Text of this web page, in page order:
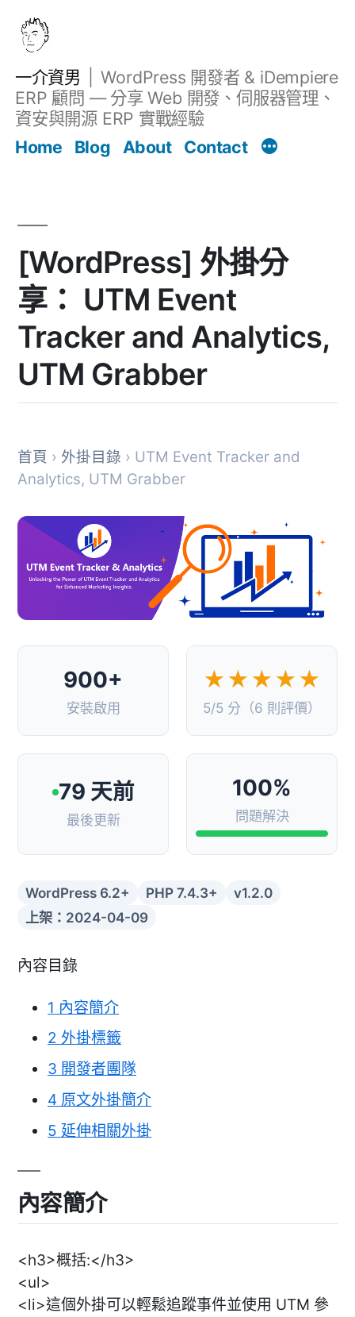
一介資男
WordPress 開發者 & iDempiere
ERP 顧問 — 分享 Web 開發、伺服器管理、
資安與開源 ERP 實戰經驗
Home
Blog About Contact
[WordPress] 外掛分
享： UTM Event
Tracker and Analytics,
UTM Grabber
首頁 › 外掛目錄 › UTM Event Tracker and
Analytics, UTM Grabber
900+
安裝啟用
★★★★★
5/5 分（6 則評價）
79 天前
最後更新
100%
問題解決
WordPress 6.2+ PHP 7.4.3+
v1.2.0
上架：2024-04-09
內容目錄
1 內容簡介
2 外掛標籤
3 開發者團隊
4 原文外掛簡介
5 延伸相關外掛
內容簡介
<h3>概括:</h3>
<ul>
<li>這個外掛可以輕鬆追蹤事件並使用 UTM 參
文章